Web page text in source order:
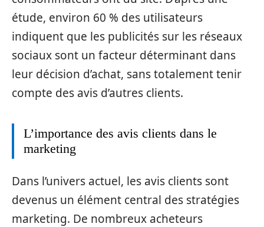
étude, environ 60 % des utilisateurs
indiquent que les publicités sur les réseaux
sociaux sont un facteur déterminant dans
leur décision d’achat, sans totalement tenir
compte des avis d’autres clients.
L’importance des avis clients dans le
marketing
Dans l’univers actuel, les avis clients sont
devenus un élément central des stratégies
marketing. De nombreux acheteurs